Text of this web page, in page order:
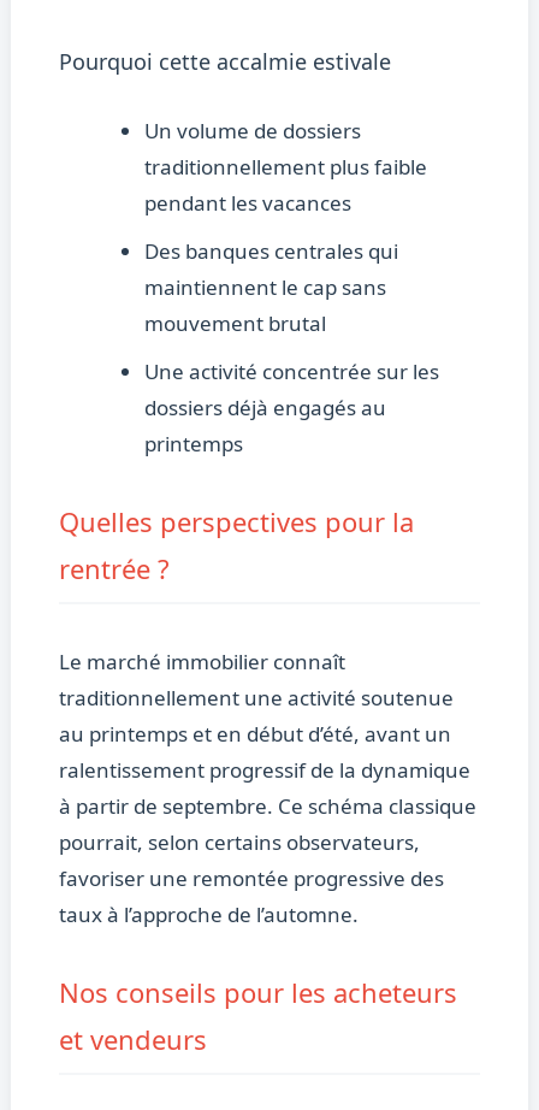
Pourquoi cette accalmie estivale
Un volume de dossiers
traditionnellement plus faible
pendant les vacances
Des banques centrales qui
maintiennent le cap sans
mouvement brutal
Une activité concentrée sur les
dossiers déjà engagés au
printemps
Quelles perspectives pour la
rentrée ?
Le marché immobilier connaît
traditionnellement une activité soutenue
au printemps et en début d’été, avant un
ralentissement progressif de la dynamique
à partir de septembre. Ce schéma classique
pourrait, selon certains observateurs,
favoriser une remontée progressive des
taux à l’approche de l’automne.
Nos conseils pour les acheteurs
et vendeurs